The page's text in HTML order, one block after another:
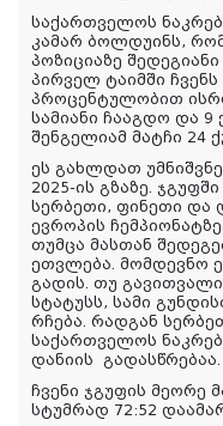
საქართველოს
კამარ ბოლდუინს,
პოზიციაზე
პირველ ტაიმში
პროცენტულობით
სამიანი ჩააგდო და
შენგელიამ მატჩი 24
ეს გახლდათ
2025-ის გზაზე.
სერბეთი, ფინეთი და
ევროპის
თუმცა მასთან
ეთვლება. მომდევნო
გადის. თუ
სტატუსს, სამი
რჩება. რადგან
საქართველოს
დანიის გადასწრებაა.
ჩვენი ჯგუფის მეორე
სტუმრად 72:52